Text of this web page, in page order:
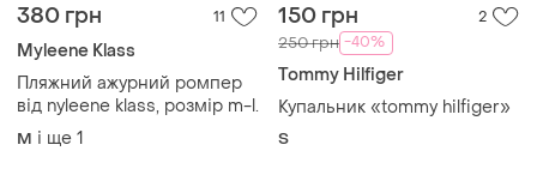
380 грн 11
Myleene Klass
Пляжний ажурний ромпер
від nyleene klass, розмір m-l.
M і ще 1
150 грн 2
250 грн -40%
Tommy Hilfiger
Купальник «tommy hilfiger»
S